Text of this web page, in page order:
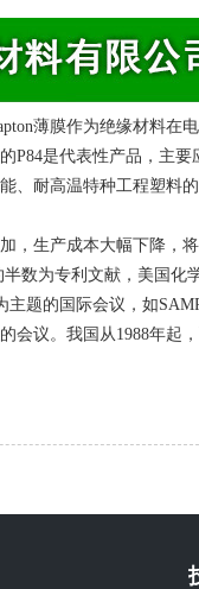
薄膜作为绝缘材料在
P84是代表性产品，主
、耐高温特种工程塑料
，生产成本大幅下降
数为专利文献，美国
的国际会议，如
会议。我国从1988年